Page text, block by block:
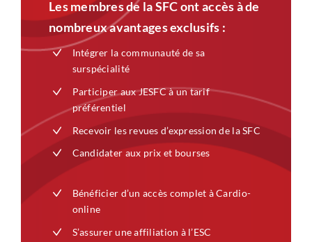
Les membres de la SFC ont accès à de
nombreux avantages exclusifs :
Intégrer la communauté de sa
surspécialité
Participer aux JESFC à un tarif
préférentiel
Recevoir les revues d’expression de la SFC
Candidater aux prix et bourses
Bénéficier d’un accès complet à Cardio-
online
S’assurer une affiliation à l’ESC